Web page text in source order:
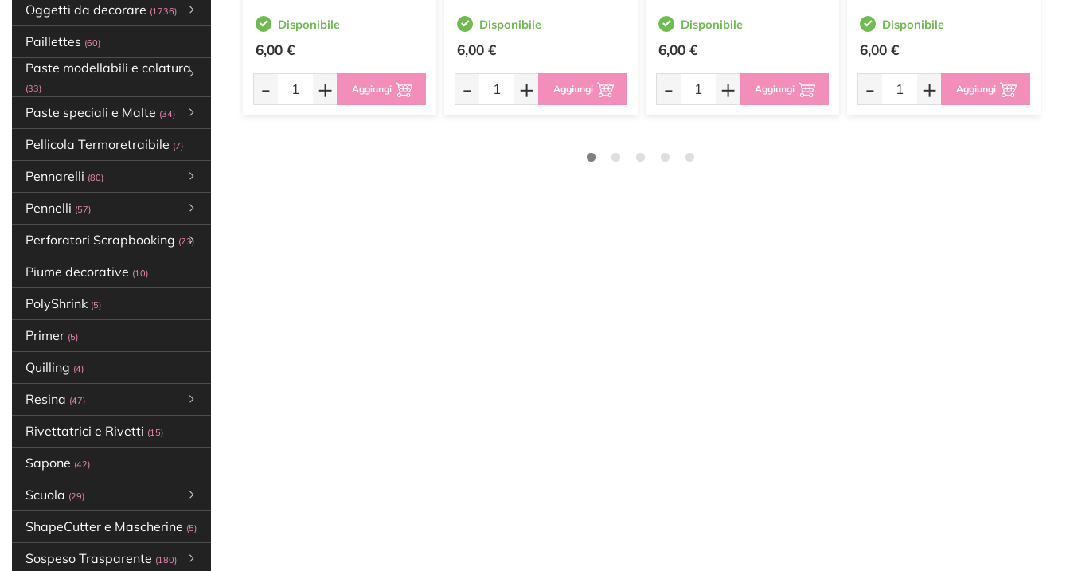
Oggetti da decorare (1736)
Paillettes (60)
Paste modellabili e colatura
(33)
Paste speciali e Malte (34)
Pellicola Termoretraibile (7)
Pennarelli (80)
Pennelli (57)
Perforatori Scrapbooking (73)
Piume decorative (10)
PolyShrink (5)
Primer (5)
Quilling (4)
Resina (47)
Rivettatrici e Rivetti (15)
Sapone (42)
Scuola (29)
ShapeCutter e Mascherine (5)
Sospeso Trasparente (180)
Disponibile
6,00 €
- + Aggiungi
Disponibile
6,00 €
- + Aggiungi
Disponibile
6,00 €
- + Aggiungi
Disponibile
6,00 €
- + Aggiungi